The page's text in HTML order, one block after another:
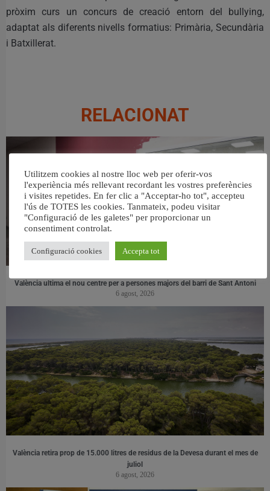
pròxim curs un concurs de creació entorn del bullying,
adaptat als diferents nivells formatius: Primària, Secundària
i Batxillerat.
RELACIONAT
València ultima el nou centre per a persones majors del barri de Sant Antoni
6 agost, 2026
València retira prop de 15.000 litres de residus de la Devesa durant el mes de
juliol
6 agost, 2026
Utilitzem cookies al nostre lloc web per oferir-vos
l'experiència més rellevant recordant les vostres preferències
i visites repetides. En fer clic a "Acceptar-ho tot", accepteu
l'ús de TOTES les cookies. Tanmateix, podeu visitar
"Configuració de les galetes" per proporcionar un
consentiment controlat.
Configuració cookies Accepta tot